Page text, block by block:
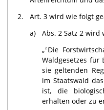
2.
Art. 3 wird wie folgt
a)
Abs. 2 Satz 2 wird
„2 Die
Waldgesetzes
sie geltenden
im Staatswald
ist, die
erhalten oder zu